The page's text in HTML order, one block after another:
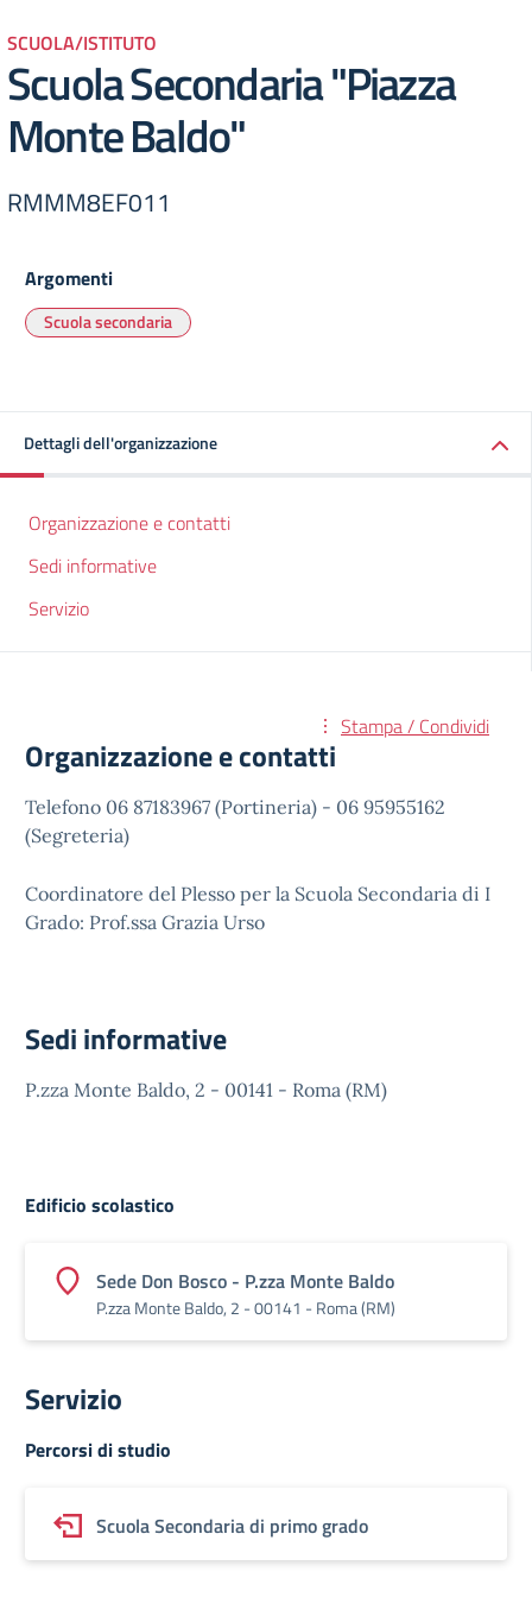
SCUOLA/ISTITUTO
Scuola Secondaria "Piazza
Monte Baldo"
RMMM8EF011
Argomenti
Scuola secondaria
Dettagli dell'organizzazione
Organizzazione e contatti
Sedi informative
Servizio
Stampa / Condividi
Organizzazione e contatti
Telefono 06 ‭87183967‬ (Portineria) - 06 95955162
(Segreteria)
Coordinatore del Plesso per la Scuola Secondaria di I
Grado: Prof.ssa Grazia Urso
Sedi informative
P.zza Monte Baldo, 2 - 00141 - Roma (RM)
Edificio scolastico
Sede Don Bosco - P.zza Monte Baldo
P.zza Monte Baldo, 2 - 00141 - Roma (RM)
Servizio
Percorsi di studio
Scuola Secondaria di primo grado